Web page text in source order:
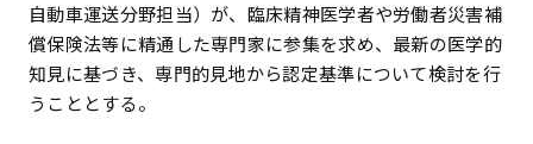
自動車運送分野担当）が、臨床精神医学者や労働者災害補
償保険法等に精通した専門家に参集を求め、最新の医学的
知見に基づき、専門的見地から認定基準について検討を行
うこととする。